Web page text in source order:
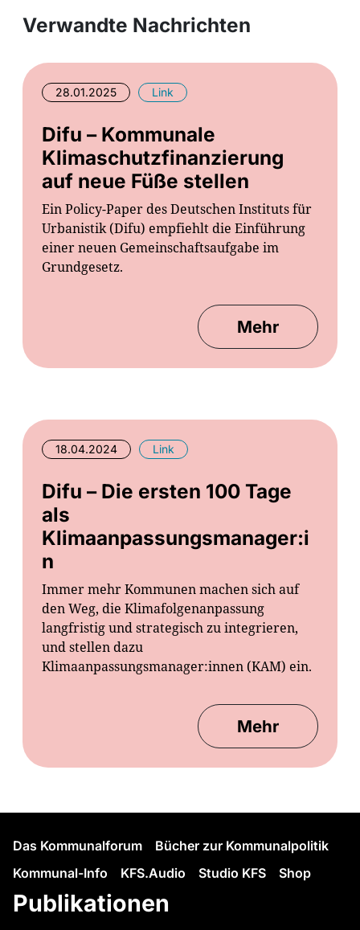
Verwandte Nachrichten
28.01.2025 Link
Difu – Kommunale
Klimaschutzfinanzierung
auf neue Füße stellen
Ein Policy-Paper des Deutschen Instituts für
Urbanistik (Difu) empfiehlt die Einführung
einer neuen Gemeinschaftsaufgabe im
Grundgesetz.
Mehr
18.04.2024 Link
Difu – Die ersten 100 Tage
als
Klimaanpassungsmanager:i
n
Immer mehr Kommunen machen sich auf
den Weg, die Klimafolgenanpassung
langfristig und strategisch zu integrieren,
und stellen dazu
Klimaanpassungsmanager:innen (KAM) ein.
Mehr
Das Kommunalforum
Bücher zur Kommunalpolitik
Kommunal-Info
KFS.Audio Studio KFS Shop
Publikationen